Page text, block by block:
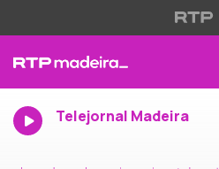
Telejornal Madeira